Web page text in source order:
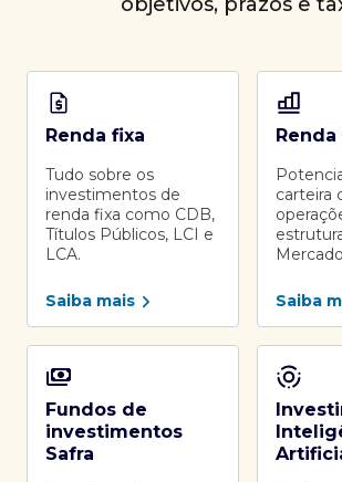
Renda fixa
Tudo sobre os
investimentos de
renda fixa como CDB,
Títulos Públicos, LCI e
LCA.
Saiba mais
carteira
Saiba
Fundos de
investimentos
Safra